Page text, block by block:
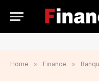
Home » Finance »